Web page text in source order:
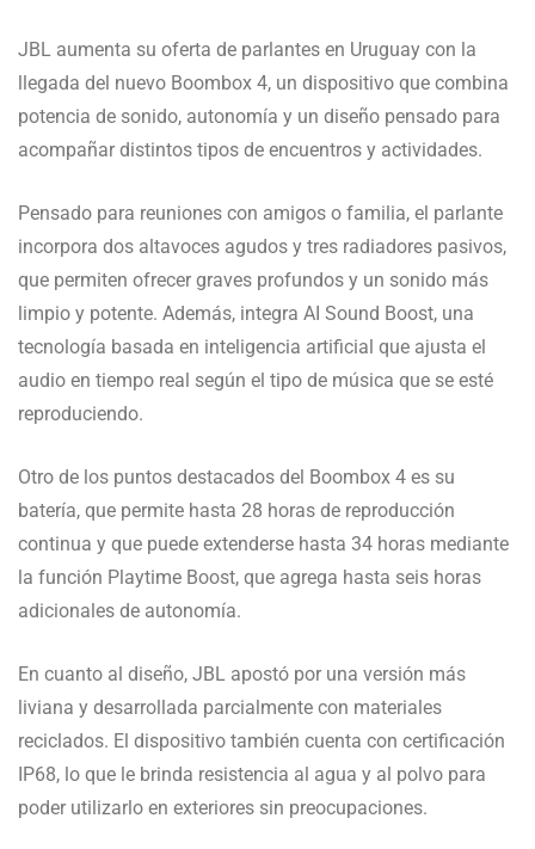
JBL aumenta su oferta de parlantes en Uruguay con la
llegada del nuevo Boombox 4, un dispositivo que combina
potencia de sonido, autonomía y un diseño pensado para
acompañar distintos tipos de encuentros y actividades.
Pensado para reuniones con amigos o familia, el parlante
incorpora dos altavoces agudos y tres radiadores pasivos,
que permiten ofrecer graves profundos y un sonido más
limpio y potente. Además, integra AI Sound Boost, una
tecnología basada en inteligencia artificial que ajusta el
audio en tiempo real según el tipo de música que se esté
reproduciendo.
Otro de los puntos destacados del Boombox 4 es su
batería, que permite hasta 28 horas de reproducción
continua y que puede extenderse hasta 34 horas mediante
la función Playtime Boost, que agrega hasta seis horas
adicionales de autonomía.
En cuanto al diseño, JBL apostó por una versión más
liviana y desarrollada parcialmente con materiales
reciclados. El dispositivo también cuenta con certificación
IP68, lo que le brinda resistencia al agua y al polvo para
poder utilizarlo en exteriores sin preocupaciones.